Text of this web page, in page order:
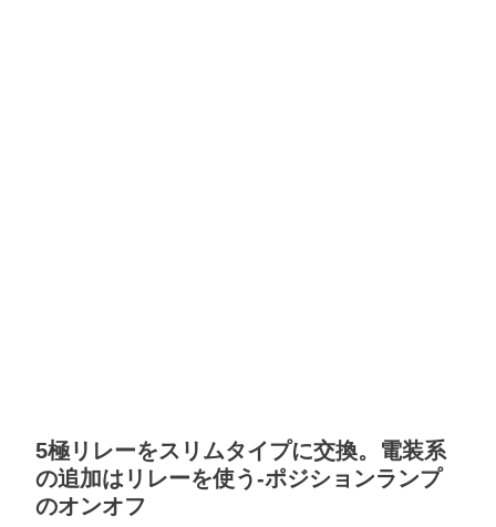
5極リレーをスリムタイプに交換。電装系
の追加はリレーを使う-ポジションランプ
のオンオフ